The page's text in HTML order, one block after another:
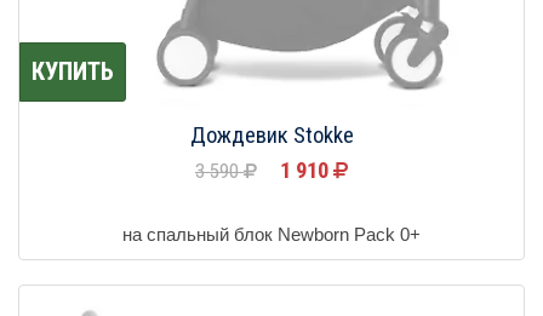
КУПИТЬ
Дождевик Stokke
3 590 1 910
на спальный блок Newborn Pack 0+